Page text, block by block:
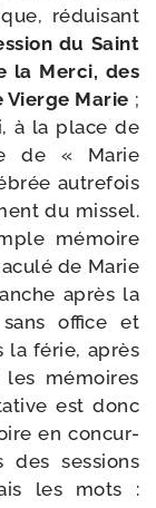
rédui­sant
du Saint
la Merci, des
Vierge Marie ;
à la place de
de « Marie
autre­fois
du mis­sel.
mémoire
de Marie
après la
office et
la férie, après
mémoires
est donc
en concur­
des ses­sions
les mots :